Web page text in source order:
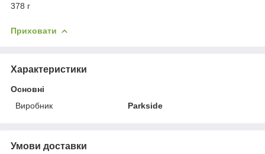
378 г
Приховати
Характеристики
Основні
Виробник
Parkside
Умови доставки